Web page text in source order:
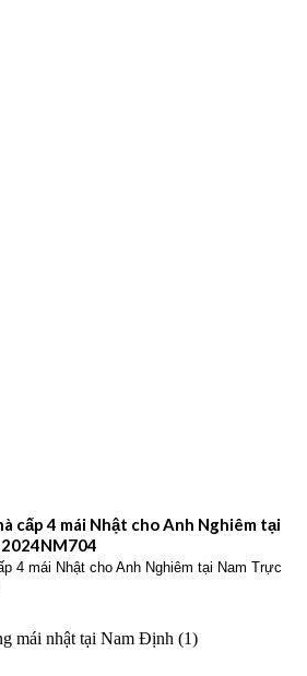
cấp 4 mái Nhật cho Anh Nghiêm tại
4 mái Nhật cho Anh Nghiêm tại Nam Trực